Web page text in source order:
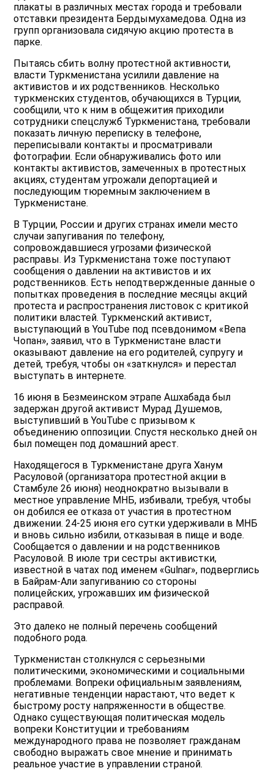
плакаты в различных местах города и требовали
отставки президента Бердымухамедова. Одна из
групп организовала сидячую акцию протеста в
парке.
Пытаясь сбить волну протестной активности,
власти Туркменистана усилили давление на
активистов и их родственников. Несколько
туркменских студентов, обучающихся в Турции,
сообщили, что к ним в общежития приходили
сотрудники спецслужб Туркменистана, требовали
показать личную переписку в телефоне,
переписывали контакты и просматривали
фотографии. Если обнаруживались фото или
контакты активистов, замеченных в протестных
акциях, студентам угрожали депортацией и
последующим тюремным заключением в
Туркменистане.
В Турции, России и других странах имели место
случаи запугивания по телефону,
сопровождавшиеся угрозами физической
расправы. Из Туркменистана тоже поступают
сообщения о давлении на активистов и их
родственников. Есть неподтвержденные данные о
попытках проведения в последние месяцы акций
протеста и распространения листовок с критикой
политики властей. Туркменский активист,
выступающий в YouTube под псевдонимом «Вепа
Чопан», заявил, что в Туркменистане власти
оказывают давление на его родителей, супругу и
детей, требуя, чтобы он «заткнулся» и перестал
выступать в интернете.
16 июня в Безмеинском этрапе Ашхабада был
задержан другой активист Мурад Душемов,
выступивший в YouTube с призывом к
объединению оппозиции. Спустя несколько дней он
был помещен под домашний арест.
Находящегося в Туркменистане друга Ханум
Расуловой (организатора протестной акции в
Стамбуле 26 июня) неоднократно вызывали в
местное управление МНБ, избивали, требуя, чтобы
он добился ее отказа от участия в протестном
движении. 24-25 июня его сутки удерживали в МНБ
и вновь сильно избили, отказывая в пище и воде.
Сообщается о давлении и на родственников
Расуловой. В июле три сестры активистки,
известной в чатах под именем «Gulnar», подверглись
в Байрам-Али запугиванию со стороны
полицейских, угрожавших им физической
расправой.
Это далеко не полный перечень сообщений
подобного рода.
Туркменистан столкнулся с серьезными
политическими, экономическими и социальными
проблемами. Вопреки официальным заявлениям,
негативные тенденции нарастают, что ведет к
быстрому росту напряженности в обществе.
Однако существующая политическая модель
вопреки Конституции и требованиям
международного права не позволяет гражданам
свободно выражать свое мнение и принимать
реальное участие в управлении страной.